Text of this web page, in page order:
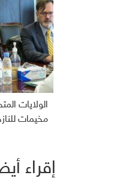
الولايات
مخيمات
إقراء